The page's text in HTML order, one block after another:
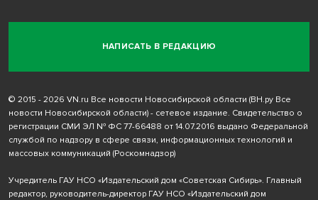
НАПИСАТЬ В РЕДАКЦИЮ
© 2015 - 2026 VN.ru Все новости Новосибирской области (ВН.ру Все
новости Новосибирской области) - сетевое издание. Свидетельство о
регистрации СМИ ЭЛ № ФС 77-66488 от 14.07.2016 выдано Федеральной
службой по надзору в сфере связи, информационных технологий и
массовых коммуникаций (Роскомнадзор)
Учредитель ГАУ НСО «Издательский дом «Советская Сибирь». Главный
редактор, руководитель-директор ГАУ НСО «Издательский дом